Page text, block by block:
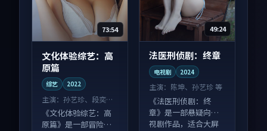
73:54
文化体验综艺：高
原篇
综艺 2022
主演： 孙艺珍、段奕宏
等
《文化体验综艺：高
原篇》是一部冒险向
49:24
法医刑侦剧：终章
电视剧 2024
主演： 陈坤、孙艺珍 等
《法医刑侦剧：终
章》是一部悬疑向电
视剧作品，适合大屏